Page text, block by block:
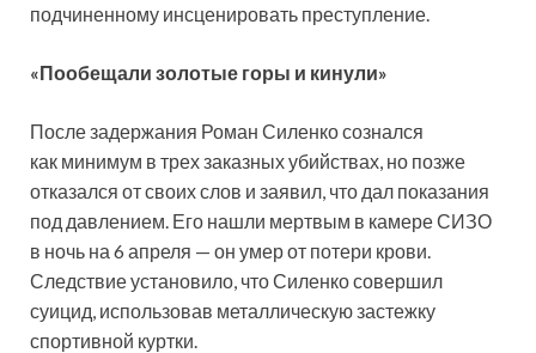
подчиненному инсценировать преступление.
«Пообещали золотые горы и кинули»
После задержания Роман Силенко сознался
как минимум в трех заказных убийствах, но позже
отказался от своих слов и заявил, что дал показания
под давлением. Его нашли мертвым в камере СИЗО
в ночь на 6 апреля — он умер от потери крови.
Следствие установило, что Силенко совершил
суицид, использовав металлическую застежку
спортивной куртки.